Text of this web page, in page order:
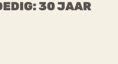
30 JAAR
Angst